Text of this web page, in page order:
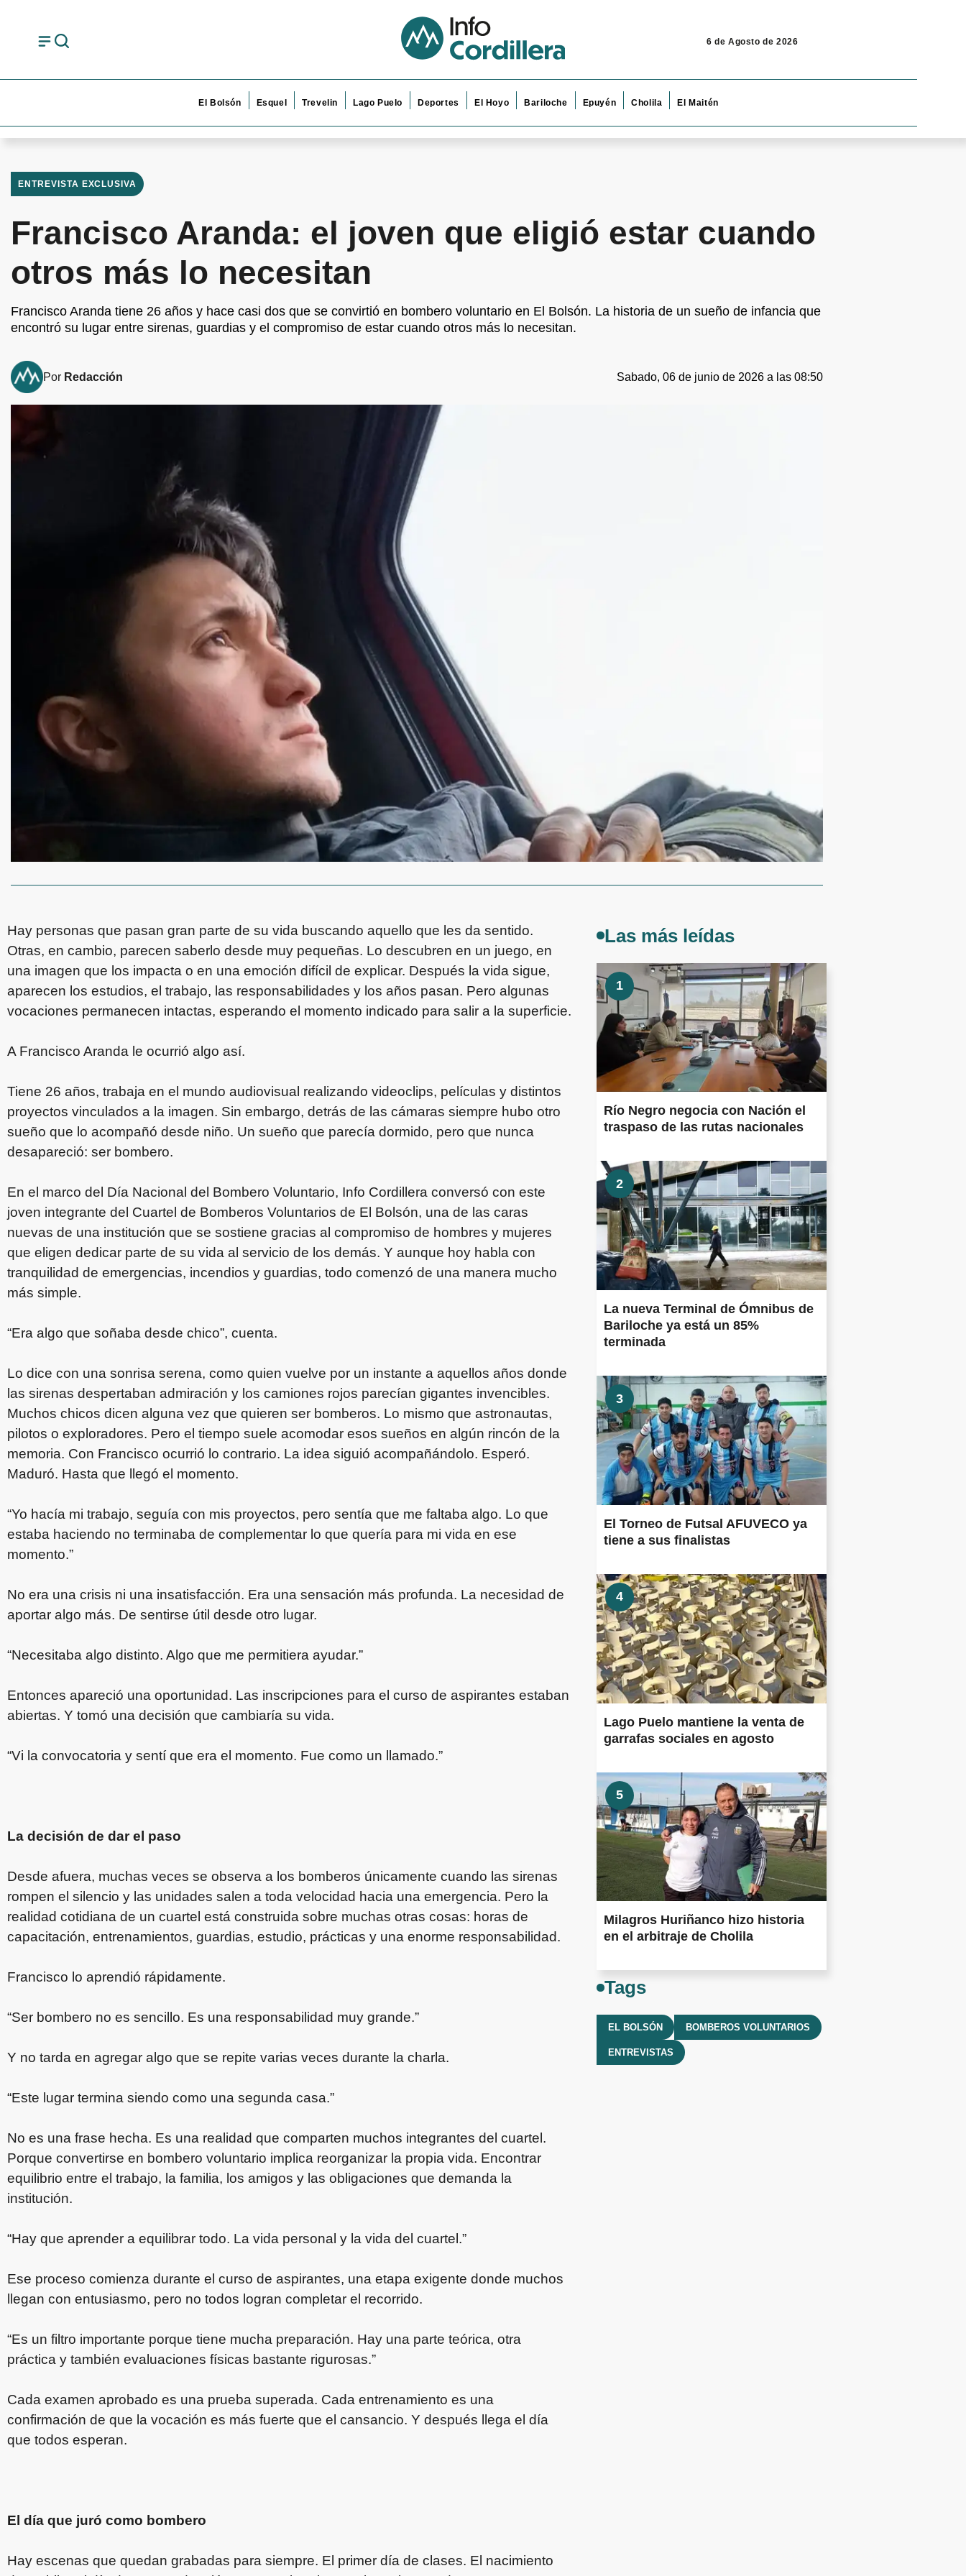
6 de Agosto de 2026
El Bolsón Esquel Trevelin Lago Puelo Deportes El Hoyo Bariloche Epuyén Cholila El Maitén
ENTREVISTA EXCLUSIVA
Francisco Aranda: el joven que eligió estar cuando
otros más lo necesitan
Francisco Aranda tiene 26 años y hace casi dos que se convirtió en bombero voluntario en El Bolsón. La historia de un sueño de infancia que
encontró su lugar entre sirenas, guardias y el compromiso de estar cuando otros más lo necesitan.
Por Redacción Sabado, 06 de junio de 2026 a las 08:50
Hay personas que pasan gran parte de su vida buscando aquello que les da sentido.
Otras, en cambio, parecen saberlo desde muy pequeñas. Lo descubren en un juego, en
una imagen que los impacta o en una emoción difícil de explicar. Después la vida sigue,
aparecen los estudios, el trabajo, las responsabilidades y los años pasan. Pero algunas
vocaciones permanecen intactas, esperando el momento indicado para salir a la superficie.
A Francisco Aranda le ocurrió algo así.
Tiene 26 años, trabaja en el mundo audiovisual realizando videoclips, películas y distintos
proyectos vinculados a la imagen. Sin embargo, detrás de las cámaras siempre hubo otro
sueño que lo acompañó desde niño. Un sueño que parecía dormido, pero que nunca
desapareció: ser bombero.
En el marco del Día Nacional del Bombero Voluntario, Info Cordillera conversó con este
joven integrante del Cuartel de Bomberos Voluntarios de El Bolsón, una de las caras
nuevas de una institución que se sostiene gracias al compromiso de hombres y mujeres
que eligen dedicar parte de su vida al servicio de los demás. Y aunque hoy habla con
tranquilidad de emergencias, incendios y guardias, todo comenzó de una manera mucho
más simple.
“Era algo que soñaba desde chico”, cuenta.
Lo dice con una sonrisa serena, como quien vuelve por un instante a aquellos años donde
las sirenas despertaban admiración y los camiones rojos parecían gigantes invencibles.
Muchos chicos dicen alguna vez que quieren ser bomberos. Lo mismo que astronautas,
pilotos o exploradores. Pero el tiempo suele acomodar esos sueños en algún rincón de la
memoria. Con Francisco ocurrió lo contrario. La idea siguió acompañándolo. Esperó.
Maduró. Hasta que llegó el momento.
“Yo hacía mi trabajo, seguía con mis proyectos, pero sentía que me faltaba algo. Lo que
estaba haciendo no terminaba de complementar lo que quería para mi vida en ese
momento.”
No era una crisis ni una insatisfacción. Era una sensación más profunda. La necesidad de
aportar algo más. De sentirse útil desde otro lugar.
“Necesitaba algo distinto. Algo que me permitiera ayudar.”
Entonces apareció una oportunidad. Las inscripciones para el curso de aspirantes estaban
abiertas. Y tomó una decisión que cambiaría su vida.
“Vi la convocatoria y sentí que era el momento. Fue como un llamado.”
La decisión de dar el paso
Desde afuera, muchas veces se observa a los bomberos únicamente cuando las sirenas
rompen el silencio y las unidades salen a toda velocidad hacia una emergencia. Pero la
realidad cotidiana de un cuartel está construida sobre muchas otras cosas: horas de
capacitación, entrenamientos, guardias, estudio, prácticas y una enorme responsabilidad.
Francisco lo aprendió rápidamente.
“Ser bombero no es sencillo. Es una responsabilidad muy grande.”
Y no tarda en agregar algo que se repite varias veces durante la charla.
“Este lugar termina siendo como una segunda casa.”
No es una frase hecha. Es una realidad que comparten muchos integrantes del cuartel.
Porque convertirse en bombero voluntario implica reorganizar la propia vida. Encontrar
equilibrio entre el trabajo, la familia, los amigos y las obligaciones que demanda la
institución.
“Hay que aprender a equilibrar todo. La vida personal y la vida del cuartel.”
Ese proceso comienza durante el curso de aspirantes, una etapa exigente donde muchos
llegan con entusiasmo, pero no todos logran completar el recorrido.
“Es un filtro importante porque tiene mucha preparación. Hay una parte teórica, otra
práctica y también evaluaciones físicas bastante rigurosas.”
Cada examen aprobado es una prueba superada. Cada entrenamiento es una
confirmación de que la vocación es más fuerte que el cansancio. Y después llega el día
que todos esperan.
El día que juró como bombero
Hay escenas que quedan grabadas para siempre. El primer día de clases. El nacimiento
Las más leídas
1
Río Negro negocia con Nación el
traspaso de las rutas nacionales
2
La nueva Terminal de Ómnibus de
Bariloche ya está un 85%
terminada
3
El Torneo de Futsal AFUVECO ya
tiene a sus finalistas
4
Lago Puelo mantiene la venta de
garrafas sociales en agosto
5
Milagros Huriñanco hizo historia
en el arbitraje de Cholila
Tags
EL BOLSÓN BOMBEROS VOLUNTARIOS
ENTREVISTAS